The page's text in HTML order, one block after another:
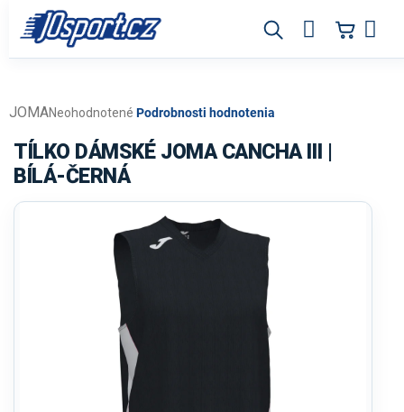
obsah
Priemerné
produktu
je
0,0
Neohodnotené Podrobnosti hodnotenia
JOMA
TÍLKO DÁMSKÉ JOMA CANCHA III |
BÍLÁ-ČERNÁ